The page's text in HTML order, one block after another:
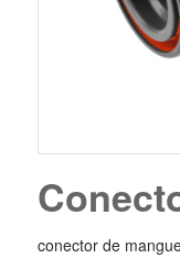
conector de